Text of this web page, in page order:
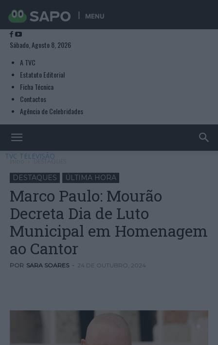
MENU
Sábado, Agosto 8, 2026
A TVC
Estatuto Editorial
Ficha Técnica
Contactos
Agência de Celebridades
TVC TELEVISÃO
Início DESTAQUES
DESTAQUES ÚLTIMA HORA
Marco Paulo: Mourão
Decreta Dia de Luto
Municipal em Homenagem
ao Cantor
POR SARA SOARES - 24 DE OUTUBRO, 2024